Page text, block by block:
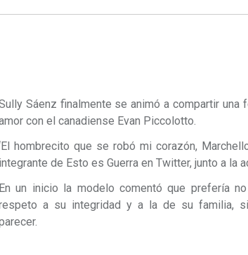
Sáenz finalmente se animó a compartir
con el canadiense Evan Piccolotto.
hombrecito que se robó mi corazón,
integrante de Esto es Guerra en Twitter, junto a la
En un inicio la modelo comentó que prefería
a su integridad y a la de su familia,